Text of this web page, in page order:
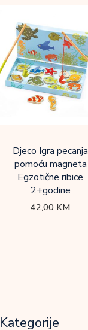
Djeco Igra pecanja
pomoću magneta
Egzotične ribice
2+godine
42,00 KM
Kategorije